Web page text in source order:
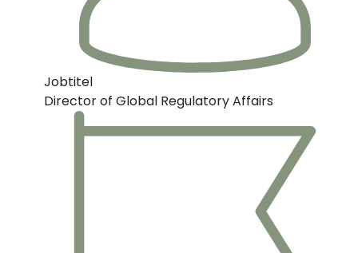
Jobtitel
Director of Global Regulatory Affairs